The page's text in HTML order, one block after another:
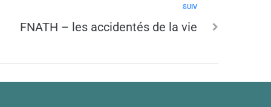
SUIV
FNATH – les accidentés de la vie